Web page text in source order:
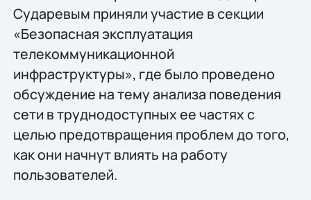
Сударевым приняли участие в секции
«Безопасная эксплуатация
телекоммуникационной
инфраструктуры», где было проведено
обсуждение на тему анализа поведения
сети в труднодоступных ее частях с
целью предотвращения проблем до того,
как они начнут влиять на работу
пользователей.